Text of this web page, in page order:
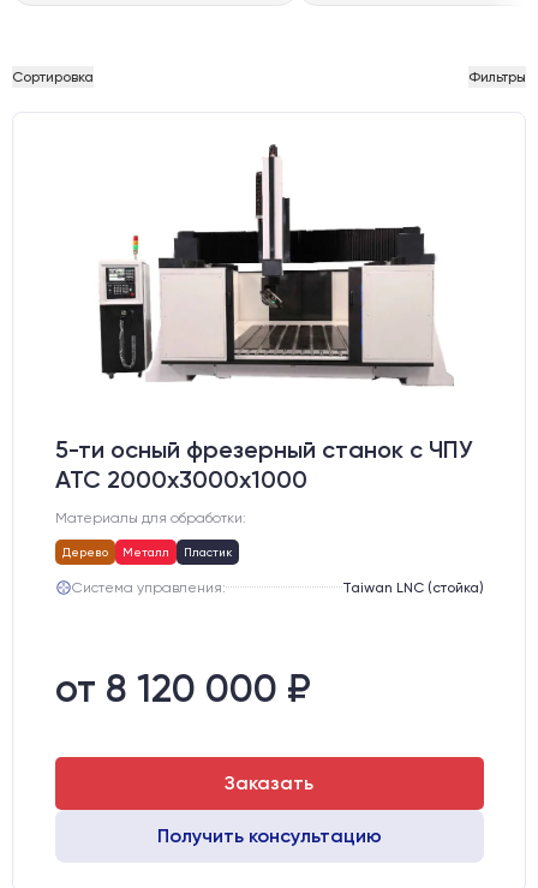
Сортировка Фильтры
5-ти осный фрезерный станок с ЧПУ
АТС 2000х3000х1000
Материалы для обработки:
Дерево Металл Пластик
Система управления: Taiwan LNC (стойка)
от 8 120 000 ₽
Заказать
Получить консультацию